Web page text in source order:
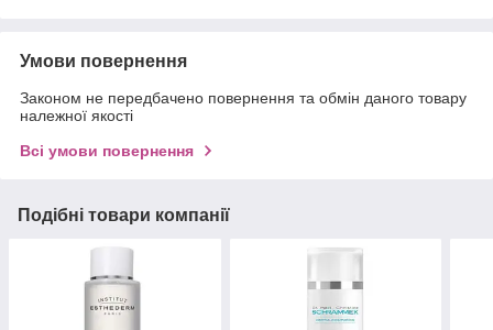
Умови повернення
Законом не передбачено повернення та обмін даного товару
належної якості
Всі умови повернення
Подібні товари компанії